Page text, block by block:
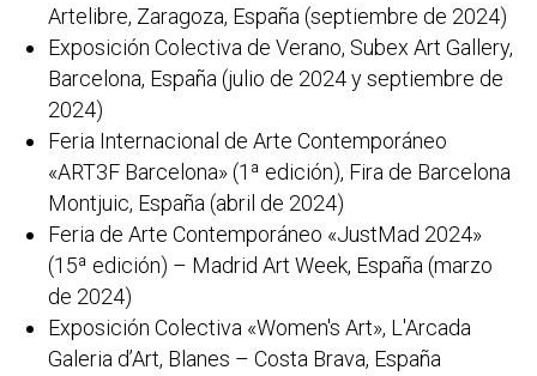
Artelibre, Zaragoza, España (septiembre de 2024)
Exposición Colectiva de Verano, Subex Art Gallery,
Barcelona, España (julio de 2024 y septiembre de
2024)
Feria Internacional de Arte Contemporáneo
«ART3F Barcelona» (1ª edición), Fira de Barcelona
Montjuic, España (abril de 2024)
Feria de Arte Contemporáneo «JustMad 2024»
(15ª edición) – Madrid Art Week, España (marzo
de 2024)
Exposición Colectiva «Women's Art», L'Arcada
Galeria d’Art, Blanes – Costa Brava, España